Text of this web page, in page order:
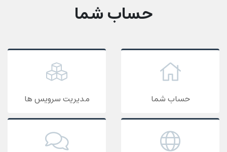
حساب شما
حساب شما مدیریت سرویس ها